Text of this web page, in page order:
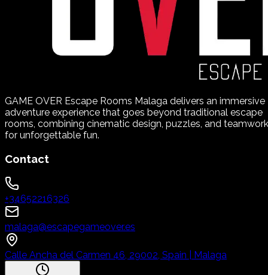
GAME OVER Escape Rooms Malaga delivers an immersive
adventure experience that goes beyond traditional escape
rooms, combining cinematic design, puzzles, and teamwork
for unforgettable fun.
Contact
+34652216326
malaga@escapegameover.es
Calle Ancha del Carmen 46, 29002, Spain | Malaga